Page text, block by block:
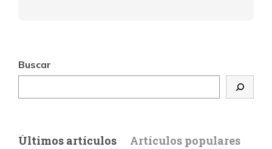
Buscar
Últimos artículos Artículos populares